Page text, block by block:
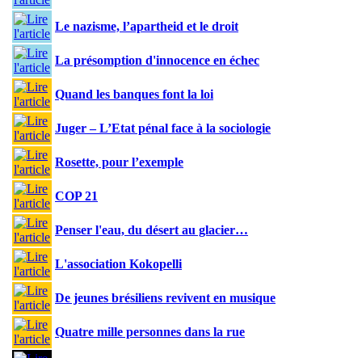
Le nazisme, l’apartheid et le droit
La présomption d'innocence en échec
Quand les banques font la loi
Juger – L’Etat pénal face à la sociologie
Rosette, pour l’exemple
COP 21
Penser l'eau, du désert au glacier…
L'association Kokopelli
De jeunes brésiliens revivent en musique
Quatre mille personnes dans la rue